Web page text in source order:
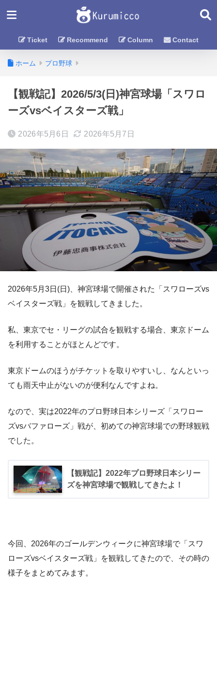
Ticket Recommend Column Contact
ホーム プロ野球
【観戦記】2026/5/3(日)神宮球場「スワロ
ーズvsベイスターズ戦」
2026年5月6日 2026年5月7日
2026年5月3日(日)、神宮球場で開催された「スワローズvs
ベイスターズ戦」を観戦してきました。
私、東京でセ・リーグの試合を観戦する場合、東京ドーム
を利用することがほとんどです。
東京ドームのほうがチケットを取りやすいし、なんといっ
ても雨天中止がないのが便利なんですよね。
なので、実は2022年のプロ野球日本シリーズ「スワロー
ズvsバファローズ」戦が、初めての神宮球場での野球観戦
でした。
【観戦記】2022年プロ野球日本シリー
ズを神宮球場で観戦してきたよ！
今回、2026年のゴールデンウィークに神宮球場で「スワ
ローズvsベイスターズ戦」を観戦してきたので、その時の
様子をまとめてみます。